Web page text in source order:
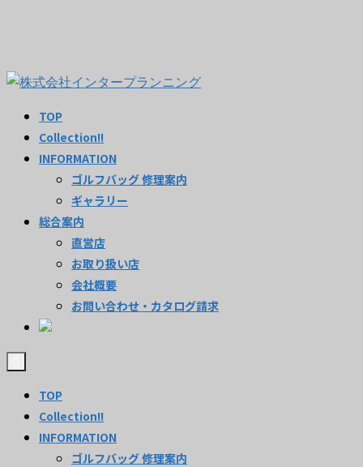
TOP
Collection!!
INFORMATION
ゴルフバッグ 修理案内
ギャラリー
総合案内
直営店
お取り扱い店
会社概要
お問い合わせ・カタログ請求
TOP
Collection!!
INFORMATION
ゴルフバッグ 修理案内